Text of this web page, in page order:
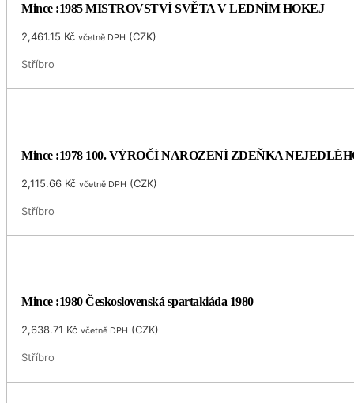
Mince :1985 MISTROVSTVÍ SVĚTA V LEDNÍM HOKEJ
2,461.15 Kč včetně DPH (CZK)
Stříbro
Mince :1978 100. VÝROČÍ NAROZENÍ ZDEŇKA
2,115.66 Kč včetně DPH (CZK)
Stříbro
Mince :1980 Československá spartakiáda 1980
2,638.71 Kč včetně DPH (CZK)
Stříbro